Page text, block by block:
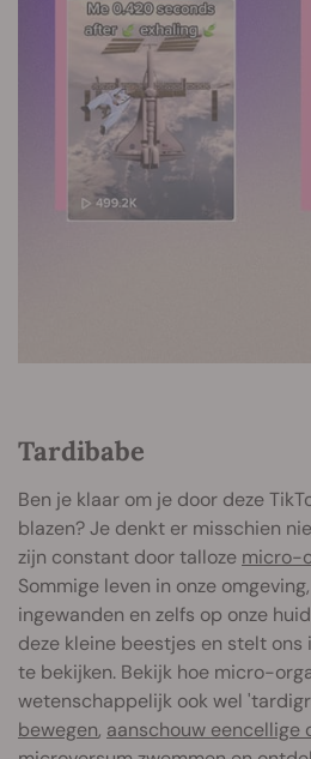
Tardibabe
Ben je klaar om je door deze
blazen? Je denkt er misschien
zijn constant door talloze micro-
Sommige leven in onze
ingewanden en zelfs op onze
deze kleine beestjes en stelt
te bekijken. Bekijk hoe micro-
wetenschappelijk ook wel
bewegen, aanschouw eencellige